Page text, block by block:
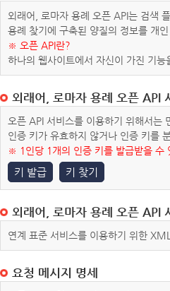
외래어, 로마자 용례 오픈 API는 검색
용례 찾기에 구축된 양질의 정보를 개
※ 오픈 API란?
하나의 웹사이트에서 자신이 가진 기
외래어, 로마자 용례 오픈 API
오픈 API 서비스를 이용하기 위해서는
인증 키가 유효하지 않거나 인증 키를
※ 1인당 1개의 인증 키를 발급받을 수
키 발급 키 찾기
외래어, 로마자 용례 오픈 API
연계 표준 서비스를 이용하기 위한
요청 메시지 명세